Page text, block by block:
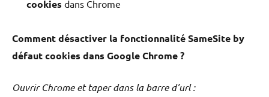
cookies dans Chrome
Comment désactiver la fonctionnalité SameSite by
défaut cookies dans Google Chrome ?
Ouvrir Chrome et taper dans la barre d’url :